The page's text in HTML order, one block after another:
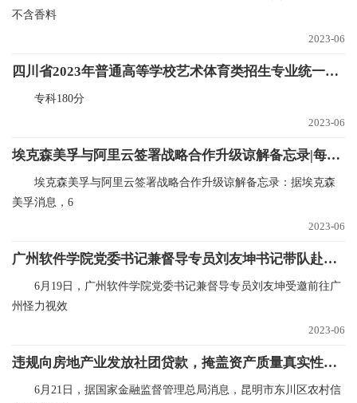
不含香料
2023-06
四川省2023年普通高等学校艺术体育类招生专业统一考试成绩录取控制分数线确定
专科180分
2023-06
埃克森美孚与阿里云签署战略合作升级谅解备忘录|每日报道
埃克森美孚与阿里云签署战略合作升级谅解备忘录：据埃克森
美孚消息，6
2023-06
广州软件学院党委书记兼督导专员刘友坤书记带队赴广州怪力视效网络科技有限公司参加结营及基地授牌仪式
6月19日，广州软件学院党委书记兼督导专员刘友坤受邀前往广
州怪力视效
2023-06
违规向房地产业发放社团贷款，掩盖资产质量真实性，昆明市东川区农村信用合作联社被罚款140万元|世界最新
6月21日，据国家金融监督管理总局消息，昆明市东川区农村信